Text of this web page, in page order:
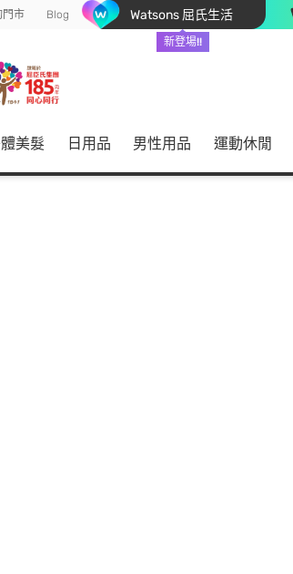
門市 Blog Watsons 屈氏生活
新登場!!
美髮 日用品 男性用品 運動休閒